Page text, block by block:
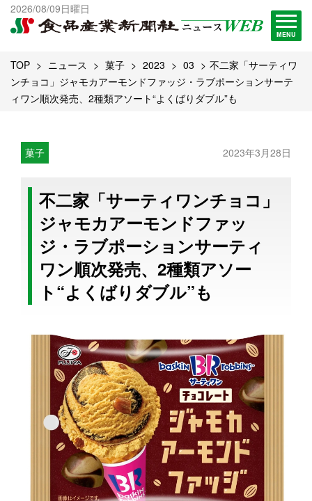
2026/08/09日曜日
MENU
出版物一覧へ
試読・購読申し込み
TOP ニュース 菓子 2023 03
不二家「サーティワ
ンチョコ」ジャモカアーモンドファッジ・ラブポーションサーテ
ィワン順次発売、2種類アソート“よくばりダブル”も
菓子 2023年3月28日
不二家「サーティワンチョコ」
ジャモカアーモンドファッ
ジ・ラブポーションサーティ
ワン順次発売、2種類アソー
ト“よくばりダブル”も